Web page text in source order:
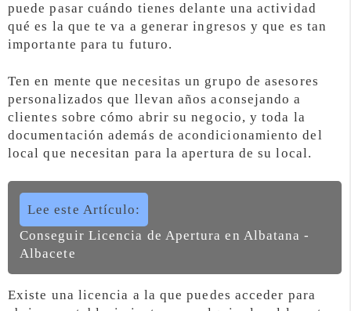
puede pasar cuándo tienes delante una actividad
qué es la que te va a generar ingresos y que es tan
importante para tu futuro.
Ten en mente que necesitas un grupo de asesores
personalizados que llevan años aconsejando a
clientes sobre cómo abrir su negocio, y toda la
documentación además de acondicionamiento del
local que necesitan para la apertura de su local.
Lee este Artículo:
Conseguir Licencia de Apertura en Albatana -
Albacete
Existe una licencia a la que puedes acceder para